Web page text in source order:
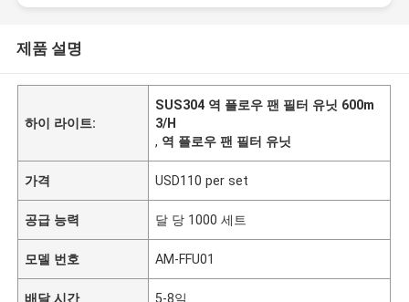
제품 설명
하이 라이트:
SUS304 역 플로우 팬 필터 유닛 600m
3/H
, 역 플로우 팬 필터 유닛
가격 USD110 per set
공급 능력 달 당 1000 세트
모델 번호 AM-FFU01
배달 시간 5-8일